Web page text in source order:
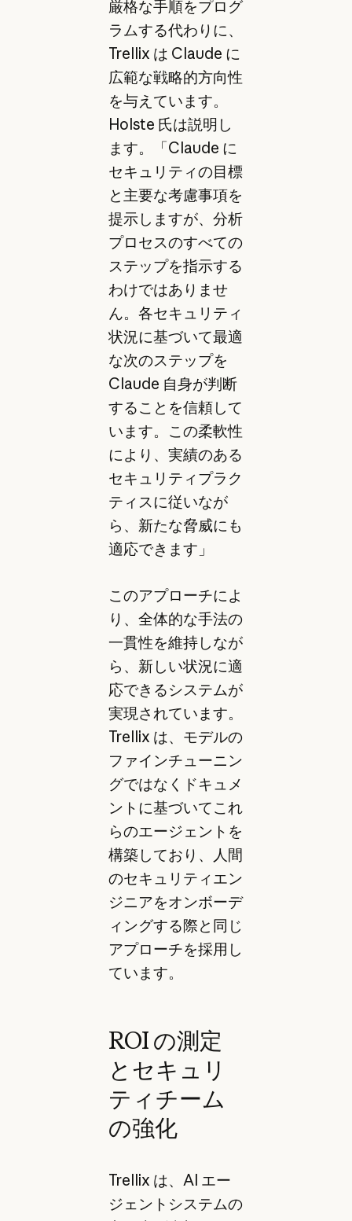
厳格な手順をプログ
ラムする代わりに、
Trellix は Claude に
広範な戦略的方向性
を与えています。
Holste 氏は説明し
ます。「Claude に
セキュリティの目標
と主要な考慮事項を
提示しますが、分析
プロセスのすべての
ステップを指示する
わけではありませ
ん。各セキュリティ
状況に基づいて最適
な次のステップを
Claude 自身が判断
することを信頼して
います。この柔軟性
により、実績のある
セキュリティプラク
ティスに従いなが
ら、新たな脅威にも
適応できます」
このアプローチによ
り、全体的な手法の
一貫性を維持しなが
ら、新しい状況に適
応できるシステムが
実現されています。
Trellix は、モデルの
ファインチューニン
グではなくドキュメ
ントに基づいてこれ
らのエージェントを
構築しており、人間
のセキュリティエン
ジニアをオンボーデ
ィングする際と同じ
アプローチを採用し
ています。
ROI の測定
とセキュリ
ティチーム
の強化
Trellix は、AI エー
ジェントシステムの